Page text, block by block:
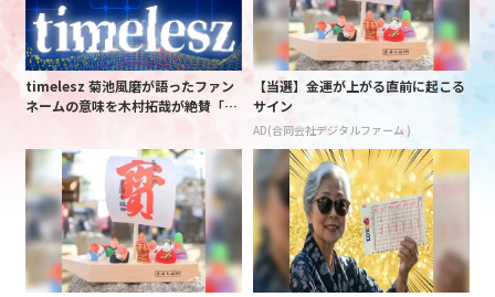
timelesz 菊池風磨が語ったファン
ネームの意味を木村拓哉が絶賛「考
【当選】金運が上がる直前に起こる
サイン
AD(合同会社デジタルファーム )